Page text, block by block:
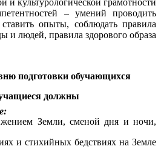
и культурологической грамотности
– умений проводить
опыты, соблюдать правила
и людей, правила здорового образа
подготовки обучающихся
должны
Земли, сменой дня и ночи,
и стихийных бедствиях на Земле